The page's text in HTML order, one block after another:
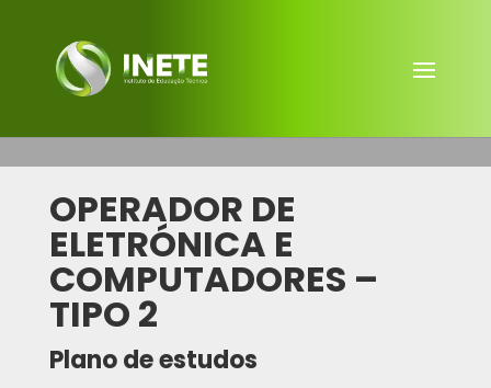
OPERADOR DE
ELETRÓNICA E
COMPUTADORES –
TIPO 2
Plano de estudos